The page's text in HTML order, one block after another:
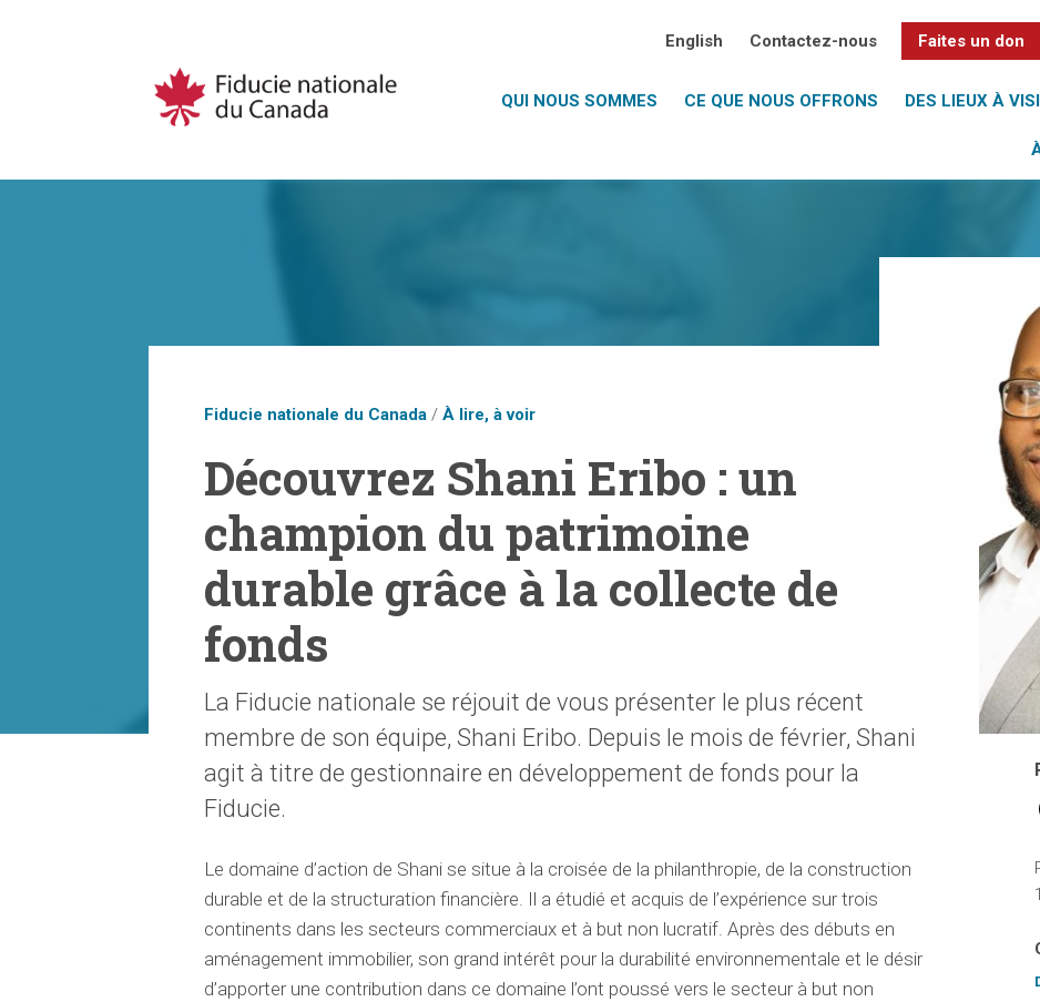
English Contactez-nous Faites un don
QUI NOUS SOMMES CE QUE NOUS OFFRONS DES LIEUX À
Fiducie nationale du Canada /À lire, à voir
Découvrez Shani Eribo : un
champion du patrimoine
durable grâce à la collecte de
fonds
La Fiducie nationale se réjouit de vous présenter le plus récent
membre de son équipe, Shani Eribo. Depuis le mois de février, Shani
agit à titre de gestionnaire en développement de fonds pour la
Fiducie.
Le domaine d’action de Shani se situe à la croisée de la philanthropie, de la construction
durable et de la structuration financière. Il a étudié et acquis de l’expérience sur trois
continents dans les secteurs commerciaux et à but non lucratif. Après des débuts en
aménagement immobilier, son grand intérêt pour la durabilité environnementale et le désir
d’apporter une contribution dans ce domaine l’ont poussé vers le secteur à but non